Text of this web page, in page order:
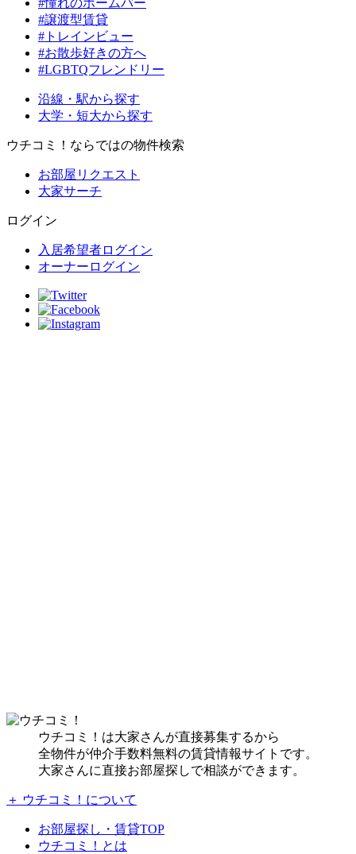
#譲渡型賃貸
#トレインビュー
#お散歩好きの方へ
#LGBTQフレンドリー
沿線・駅から探す
大学・短大から探す
ウチコミ！ならではの物件検索
お部屋リクエスト
大家サーチ
ログイン
入居希望者ログイン
オーナーログイン
ウチコミ！は大家さんが直接募集するから
全物件が仲介手数料無料の賃貸情報サイトです。
大家さんに直接お部屋探しで相談ができます。
＋ ウチコミ！について
お部屋探し・賃貸TOP
ウチコミ！とは